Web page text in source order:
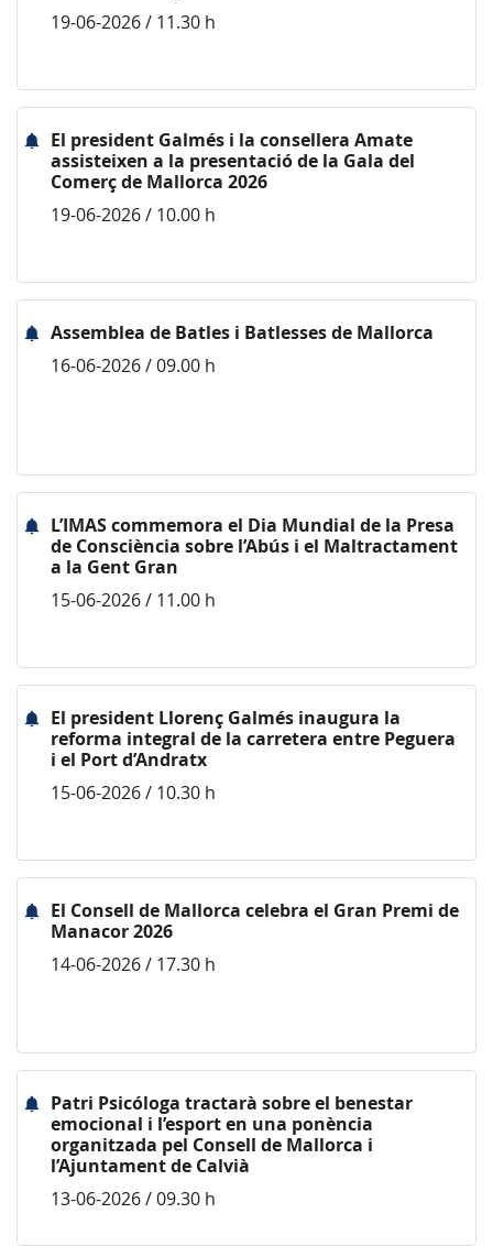
19-06-2026 / 11.30 h
El president Galmés i la consellera Amate
assisteixen a la presentació de la Gala del
Comerç de Mallorca 2026
19-06-2026 / 10.00 h
Assemblea de Batles i Batlesses de Mallorca
16-06-2026 / 09.00 h
L’IMAS commemora el Dia Mundial de la Presa
de Consciència sobre l’Abús i el Maltractament
a la Gent Gran
15-06-2026 / 11.00 h
El president Llorenç Galmés inaugura la
reforma integral de la carretera entre Peguera
i el Port d’Andratx
15-06-2026 / 10.30 h
El Consell de Mallorca celebra el Gran Premi de
Manacor 2026
14-06-2026 / 17.30 h
Patri Psicóloga tractarà sobre el benestar
emocional i l’esport en una ponència
organitzada pel Consell de Mallorca i
l’Ajuntament de Calvià
13-06-2026 / 09.30 h